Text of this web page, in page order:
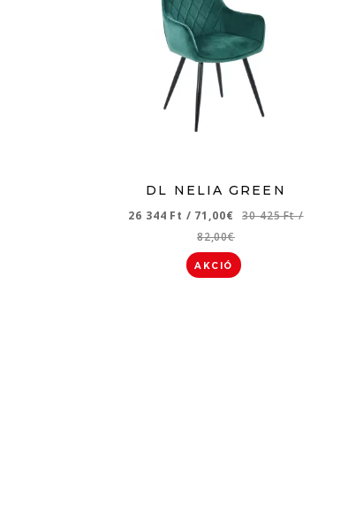
DL NELIA GREEN
26 344 Ft / 71,00€ 30 425 Ft/
82,00€
AKCIÓ